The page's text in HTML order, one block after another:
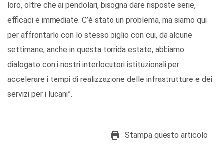
loro, oltre che ai pendolari, bisogna dare risposte serie,
efficaci e immediate. C’è stato un problema, ma siamo qui
per affrontarlo con lo stesso piglio con cui, da alcune
settimane, anche in questa torrida estate, abbiamo
dialogato con i nostri interlocutori istituzionali per
accelerare i tempi di realizzazione delle infrastrutture e dei
servizi per i lucani”.
Stampa questo articolo